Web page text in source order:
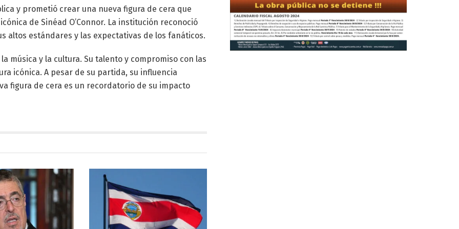
y prometió crear una nueva figura de cera que
de Sinéad O’Connor. La institución reconoció
altos estándares y las expectativas de los fanáticos.
música y la cultura. Su talento y compromiso con las
icónica. A pesar de su partida, su influencia
figura de cera es un recordatorio de su impacto